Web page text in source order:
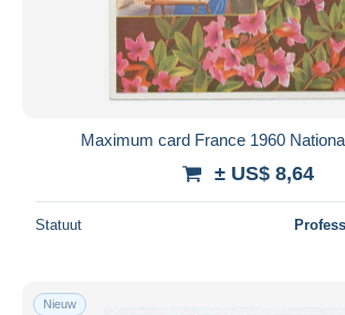
Maximum card France 1960
± US$ 8,64
Statuut
Nieuw